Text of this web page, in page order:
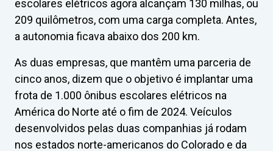
escolares elétricos agora alcançam 130 milhas, ou
209 quilômetros, com uma carga completa. Antes,
a autonomia ficava abaixo dos 200 km.
As duas empresas, que mantêm uma parceria de
cinco anos, dizem que o objetivo é implantar uma
frota de 1.000 ônibus escolares elétricos na
América do Norte até o fim de 2024. Veículos
desenvolvidos pelas duas companhias já rodam
nos estados norte-americanos do Colorado e da